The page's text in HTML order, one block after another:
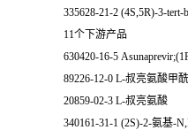
335628-21-2 (4S,5R)-3-
11个下游产品
630420-16-5
89226-12-0 L-叔亮氨酸甲
20859-02-3 L-叔亮氨酸
340161-31-1 (2S)-2-氨基-